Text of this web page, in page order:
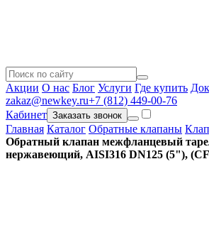
Акции О нас Блог Услуги Где купить
zakaz@newkey.ru+7 (812) 449-00-76
Кабинет Заказать звонок
Главная Каталог Обратные клапаны
Обратный клапан межфланцевый
нержавеющий, AISI316 DN125 (5"),